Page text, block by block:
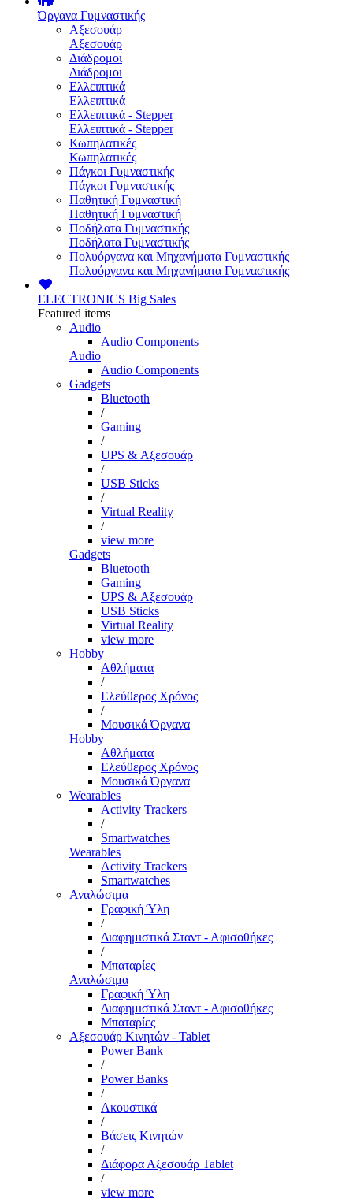
Όργανα Γυμναστικής
Αξεσουάρ
Αξεσουάρ
Διάδρομοι
Διάδρομοι
Ελλειπτικά
Ελλειπτικά
Ελλειπτικά - Stepper
Ελλειπτικά - Stepper
Κωπηλατικές
Κωπηλατικές
Πάγκοι Γυμναστικής
Πάγκοι Γυμναστικής
Παθητική Γυμναστική
Παθητική Γυμναστική
Ποδήλατα Γυμναστικής
Ποδήλατα Γυμναστικής
Πολυόργανα και Μηχανήματα Γυμναστικής
Πολυόργανα και Μηχανήματα Γυμναστικής
ELECTRONICS Big Sales
Featured items
Audio
Audio Components
Audio
Audio Components
Gadgets
Bluetooth
/
Gaming
/
UPS & Αξεσουάρ
/
USB Sticks
/
Virtual Reality
/
view more
Gadgets
Bluetooth
Gaming
UPS & Αξεσουάρ
USB Sticks
Virtual Reality
view more
Hobby
Αθλήματα
/
Ελεύθερος Χρόνος
/
Μουσικά Όργανα
Hobby
Αθλήματα
Ελεύθερος Χρόνος
Μουσικά Όργανα
Wearables
Activity Trackers
/
Smartwatches
Wearables
Activity Trackers
Smartwatches
Αναλώσιμα
Γραφική Ύλη
/
Διαφημιστικά Σταντ - Αφισοθήκες
/
Μπαταρίες
Αναλώσιμα
Γραφική Ύλη
Διαφημιστικά Σταντ - Αφισοθήκες
Μπαταρίες
Αξεσουάρ Κινητών - Tablet
Power Bank
/
Power Banks
/
Ακουστικά
/
Βάσεις Κινητών
/
Διάφορα Αξεσουάρ Tablet
/
view more